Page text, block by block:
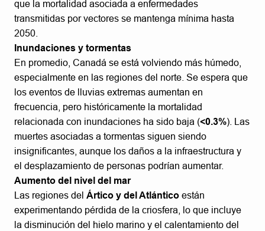
que la mortalidad asociada a enfermedades
transmitidas por vectores se mantenga mínima hasta
2050.
Inundaciones y tormentas
En promedio, Canadá se está volviendo más húmedo,
especialmente en las regiones del norte. Se espera que
los eventos de lluvias extremas aumentan en
frecuencia, pero históricamente la mortalidad
relacionada con inundaciones ha sido baja (<0.3%). Las
muertes asociadas a tormentas siguen siendo
insignificantes, aunque los daños a la infraestructura y
el desplazamiento de personas podrían aumentar.
Aumento del nivel del mar
Las regiones del Ártico y del Atlántico están
experimentando pérdida de la criosfera, lo que incluye
la disminución del hielo marino y el calentamiento del